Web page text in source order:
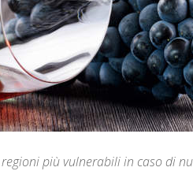
più vulnerabili in caso di